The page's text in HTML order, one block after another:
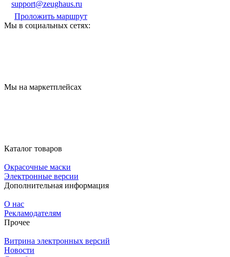
support@zeughaus.ru
Проложить маршрут
Мы в социальных сетях:
Мы на маркетплейсах
Каталог товаров
Окрасочные маски
Электронные версии
Дополнительная информация
О нас
Рекламодателям
Прочее
Витрина электронных версий
Новости